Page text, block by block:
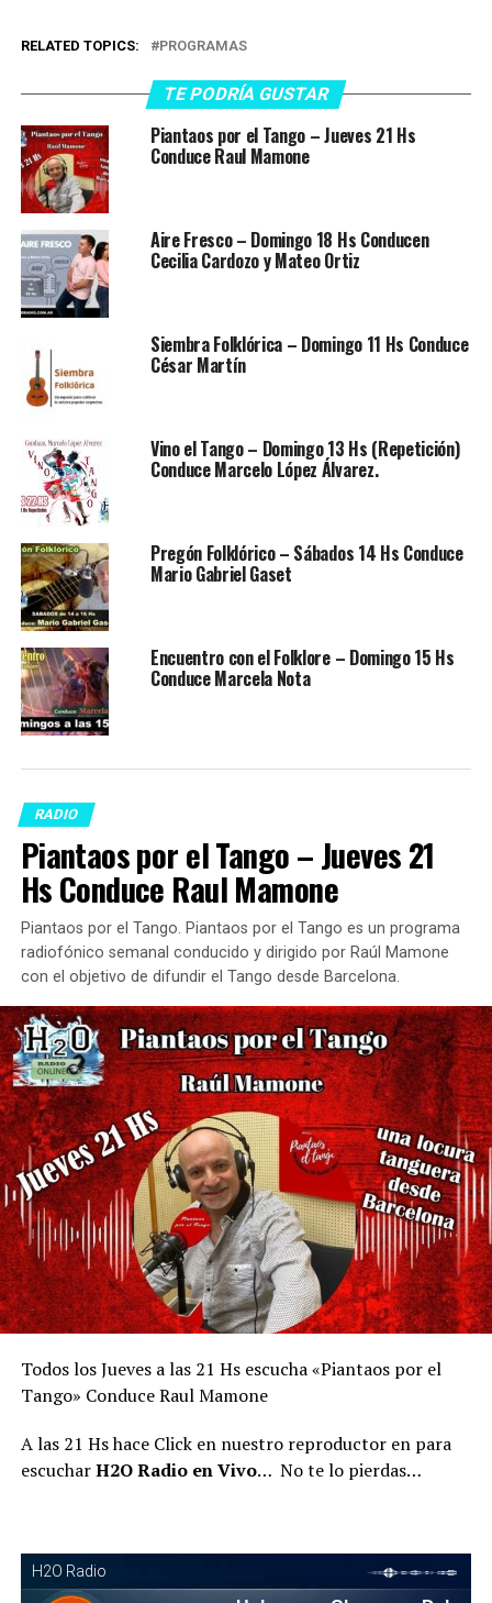
RELATED TOPICS: PROGRAMAS
TE PODRÍA GUSTAR
Piantaos por el Tango – Jueves 21 Hs
Conduce Raul Mamone
Aire Fresco – Domingo 18 Hs Conducen
Cecilia Cardozo y Mateo Ortiz
Siembra Folklórica – Domingo 11 Hs Conduce
César Martín
Vino el Tango – Domingo 13 Hs (Repetición)
Conduce Marcelo López Álvarez.
Pregón Folklórico – Sábados 14 Hs Conduce
Mario Gabriel Gaset
Encuentro con el Folklore – Domingo 15 Hs
Conduce Marcela Nota
RADIO
Piantaos por el Tango – Jueves 21
Hs Conduce Raul Mamone
Piantaos por el Tango. Piantaos por el Tango es un programa
radiofónico semanal conducido y dirigido por Raúl Mamone
con el objetivo de difundir el Tango desde Barcelona.
Todos los Jueves a las 21 Hs escucha «Piantaos por el
Tango» Conduce Raul Mamone
A las 21 Hs hace Click en nuestro reproductor en para
escucharH2O Radio en Vivo… No te lo pierdas…